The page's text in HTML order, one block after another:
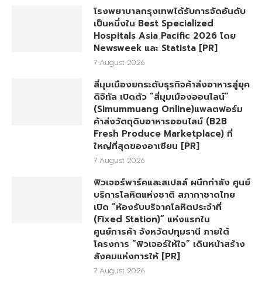
โรงพยาบาลกรุงเทพได้รับการจัดอันดับ
เป็นหนึ่งใน Best Specialized
Hospitals Asia Pacific 2026 โดย
Newsweek และ Statista [PR]
7 August 2026
สี่มุมเมืองยกระดับธุรกิจค้าส่งอาหารสู่ยุค
ดิจิทัล เปิดตัว “สี่มุมเมืองออนไลน์”
(Simummuang Online)แพลตฟอร์ม
ค้าส่งวัตถุดิบอาหารออนไลน์ (B2B
Fresh Produce Marketplace) ที่
ใหญ่ที่สุดของอาเซียน [PR]
7 August 2026
ฟิวเจอร์พาร์คและสเปลล์ ผนึกกำลัง ศูนย์
บริการโลหิตแห่งชาติ สภากาชาดไทย
เปิด “ห้องรับบริจาคโลหิตประจำที่
(Fixed Station)” แห่งแรกใน
ศูนย์การค้า จังหวัดปทุมธานี ภายใต้
โครงการ “ฟิวเจอร์ให้ใจ” เดินหน้าสร้าง
สังคมแห่งการให้ [PR]
7 August 2026